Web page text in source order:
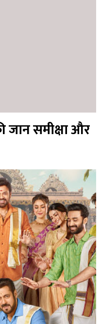
जान समीक्षा और